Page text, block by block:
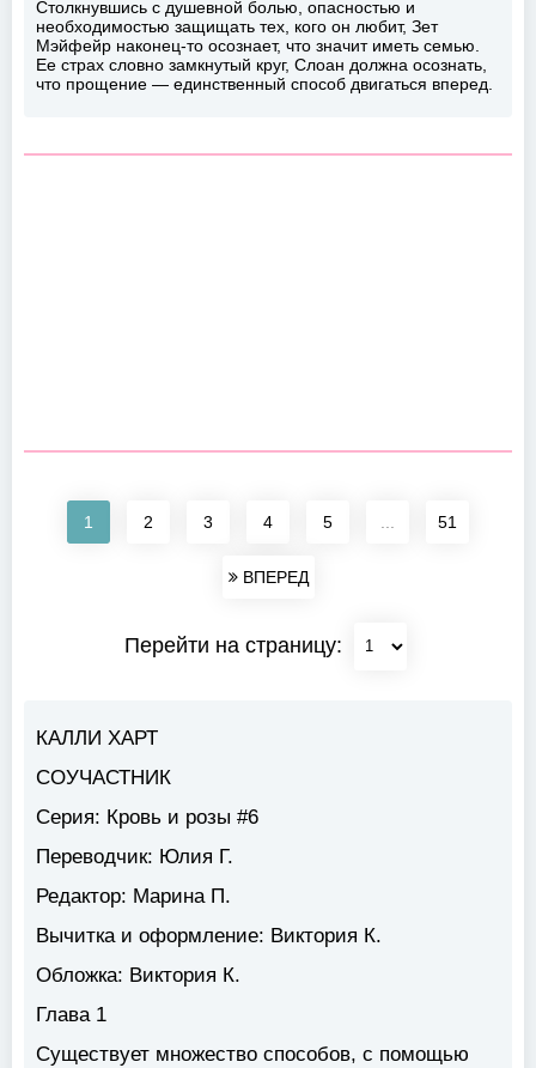
Столкнувшись с душевной болью, опасностью и
необходимостью защищать тех, кого он любит, Зет
Мэйфейр наконец-то осознает, что значит иметь семью.
Ее страх словно замкнутый круг, Слоан должна осознать,
что прощение — единственный способ двигаться вперед.
1 2 3 4 5 51
ВПЕРЕД
Перейти на страницу:
КАЛЛИ ХАРТ
СОУЧАСТНИК
Серия: Кровь и розы #6
Переводчик: Юлия Г.
Редактор: Марина П.
Вычитка и оформление: Виктория К.
Обложка: Виктория К.
Глава 1
Существует множество способов, с помощью